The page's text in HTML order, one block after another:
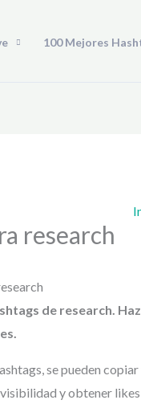
100 Mejores
research
de research.
se pueden
y obtener